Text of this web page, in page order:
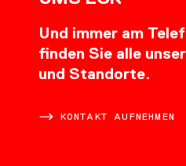
Und immer am
finden Sie alle
und Standorte.
KONTAKT AUFNEHMEN